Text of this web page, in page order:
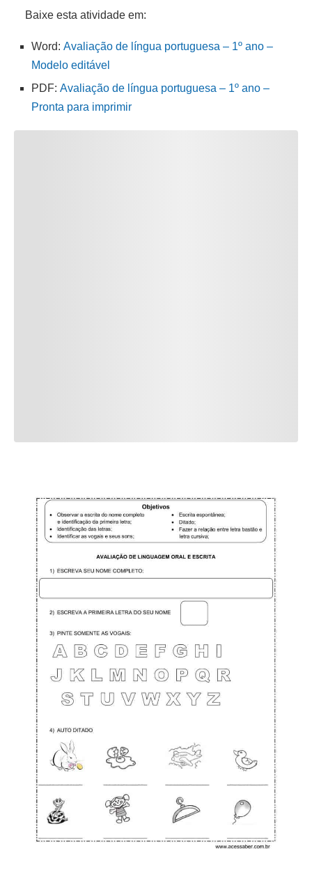
Baixe esta atividade em:
Word: Avaliação de língua portuguesa – 1º ano –
Modelo editável
PDF: Avaliação de língua portuguesa – 1º ano –
Pronta para imprimir